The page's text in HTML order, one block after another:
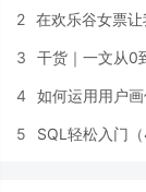
2 在欢乐谷女票
3 干货｜一文从0
4 如何运用用户
5 SQL轻松入门